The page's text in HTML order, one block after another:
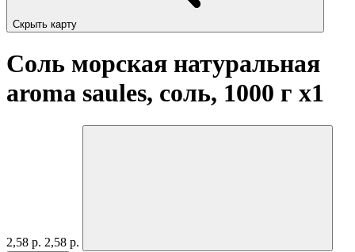
Скрыть карту
Соль морская натуральная
aroma saules, соль, 1000 г x1
2,58 р. 2,58 р.